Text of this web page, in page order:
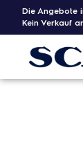
Die Angebote
Kein Verkauf